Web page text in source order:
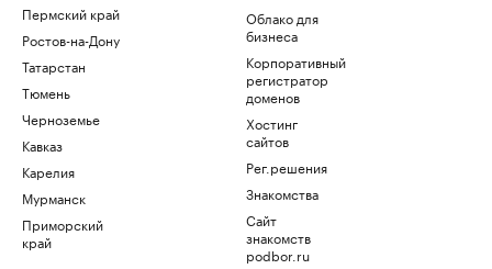
Пермский край
Ростов-на-Дону
Татарстан
Тюмень
Черноземье
Кавказ
Карелия
Мурманск
Приморский
край
Облако для
бизнеса
Корпоративный
регистратор
доменов
Хостинг
сайтов
Рег.решения
Знакомства
Сайт
знакомств
podbor.ru